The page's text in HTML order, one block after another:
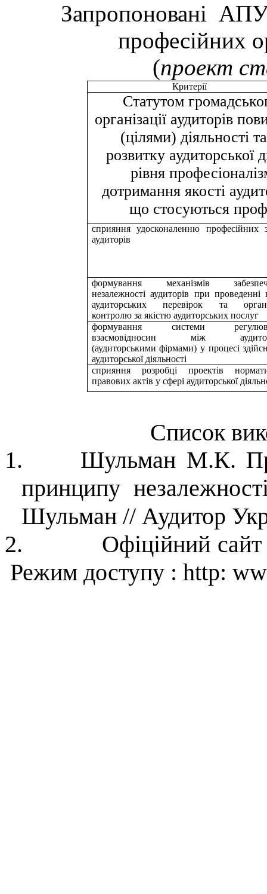
Запропоновані АПУ
професійних
(проект
Критерії
Статутом
організації аудиторів
(цілями) діяльності
розвитку аудиторської
рівня
дотримання якості
що стосуються
сприяння удосконаленню професійних
аудиторів
формування механізмів
незалежності аудиторів при
аудиторських перевірок та
контролю за якістю аудиторських послуг
формування системи
взаємовідносин між
(аудиторськими фірмами) у процесі
аудиторської діяльності
сприяння розробці проектів
правових актів у сфері аудиторської
Список
1.
ШульманМ.К.
принципу
Шульман // Аудитор
2.
Офіційний
Режим доступу :http: